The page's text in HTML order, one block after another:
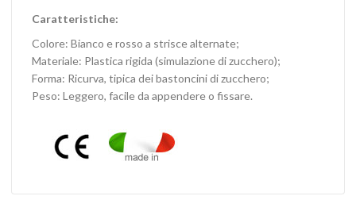
Caratteristiche:
Colore: Bianco e rosso a strisce alternate;
Materiale: Plastica rigida (simulazione di zucchero);
Forma: Ricurva, tipica dei bastoncini di zucchero;
Peso: Leggero, facile da appendere o fissare.